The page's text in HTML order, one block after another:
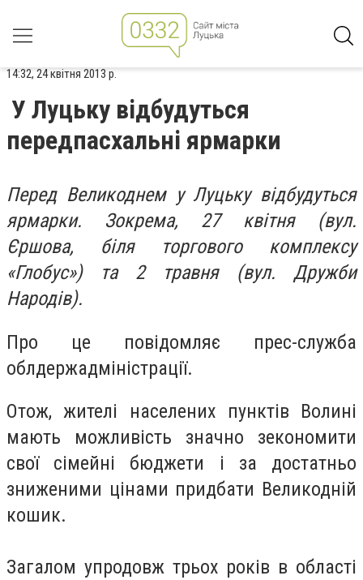
14:32, 24 квітня 2013 р.
У Луцьку відбудуться
передпасхальні ярмарки
Перед Великоднем у Луцьку відбудуться
ярмарки. Зокрема, 27 квітня (вул.
Єршова, біля торгового комплексу
«Глобус») та 2 травня (вул. Дружби
Народів).
Про це повідомляє прес-служба
облдержадміністрації.
Отож, жителі населених пунктів Волині
мають можливість значно зекономити
свої сімейні бюджети і за достатньо
зниженими цінами придбати Великодній
кошик.
Загалом упродовж трьох років в області